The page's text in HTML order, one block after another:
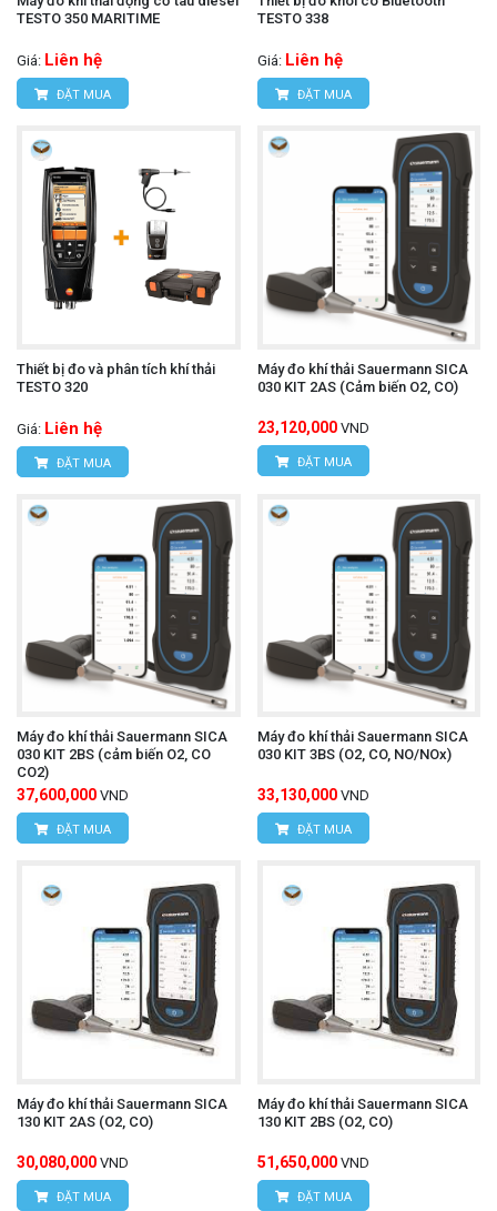
TESTO 350 MARITIME
Giá: Liên hệ
ĐẶT MUA
TESTO 338
Giá: Liên hệ
ĐẶT MUA
Thiết bị đo và phân tích khí thải
TESTO 320
Giá: Liên hệ
ĐẶT MUA
Máy đo khí thải Sauermann SICA
030 KIT 2AS (Cảm biến O2, CO)
23,120,000 VND
ĐẶT MUA
Máy đo khí thải Sauermann SICA
030 KIT 2BS (cảm biến O2, CO
CO2)
37,600,000 VND
ĐẶT MUA
Máy đo khí thải Sauermann SICA
030 KIT 3BS (O2, CO, NO/NOx)
33,130,000 VND
ĐẶT MUA
Máy đo khí thải Sauermann SICA
130 KIT 2AS (O2, CO)
30,080,000 VND
ĐẶT MUA
Máy đo khí thải Sauermann SICA
130 KIT 2BS (O2, CO)
51,650,000 VND
ĐẶT MUA